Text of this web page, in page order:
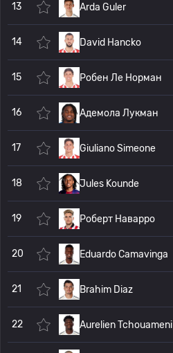
13 Arda Guler
14 David Hancko
15 Робен Ле Норман
16 Адемола Лукман
17 Giuliano Simeone
18 Jules Kounde
19 Роберт Наварро
20 Eduardo Camavinga
21 Brahim Diaz
22 Aurelien Tchouameni